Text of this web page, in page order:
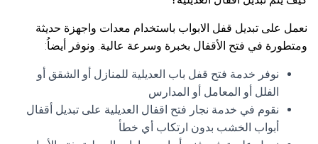
نعمل على تبديل قفل الابواب باستخدام معدات واجهزة حديثة
ومتطورة في فتح الأقفال بخبرة وسرعة عالية. ونوفر أيضاُ:
نوفر خدمة فتح قفل باب العديلية للمنازل أو الشقق أو
الفلل أو المعامل أو المدارس
نقوم في خدمة نجار فتح اقفال العديلية على تبديل أقفال
أبواب الخشب بدون ارتكاب أي خطأ